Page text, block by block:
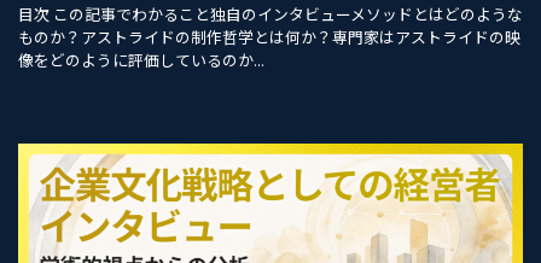
目次 この記事でわかること独自のインタビューメソッドとはどのような
ものか？アストライドの制作哲学とは何か？専門家はアストライドの映
像をどのように評価しているのか...